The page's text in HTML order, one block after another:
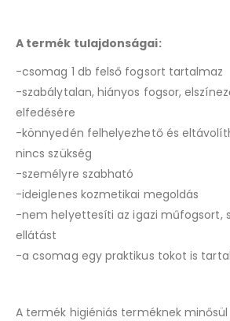
A termék tulajdonságai:
-csomag 1 db felső fogsort tartalmaz
-szabálytalan, hiányos fogsor,
elfedésére
-könnyedén felhelyezhető és
nincs szükség
-személyre szabható
-ideiglenes kozmetikai megoldás
-nem helyettesíti az igazi műfogsort,
ellátást
-a csomag egy praktikus tokot is
A termék higiéniás terméknek